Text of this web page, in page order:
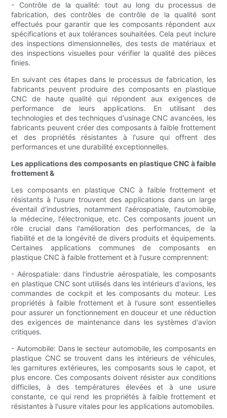
- Contrôle de la qualité: tout au long du processus de
fabrication, des contrôles de contrôle de la qualité sont
effectués pour garantir que les composants répondent aux
spécifications et aux tolérances souhaitées. Cela peut inclure
des inspections dimensionnelles, des tests de matériaux et
des inspections visuelles pour vérifier la qualité des pièces
finies.
En suivant ces étapes dans le processus de fabrication, les
fabricants peuvent produire des composants en plastique
CNC de haute qualité qui répondent aux exigences de
performance de leurs applications. En utilisant des
technologies et des techniques d'usinage CNC avancées, les
fabricants peuvent créer des composants à faible frottement
et des propriétés résistantes à l'usure qui offrent des
performances et une durabilité exceptionnelles.
Les applications des composants en plastique CNC à faible
frottement &
Les composants en plastique CNC à faible frottement et
résistants à l'usure trouvent des applications dans un large
éventail d'industries, notamment l'aérospatiale, l'automobile,
la médecine, l'électronique, etc. Ces composants jouent un
rôle crucial dans l'amélioration des performances, de la
fiabilité et de la longévité de divers produits et équipements.
Certaines applications communes de composants en
plastique CNC à faible frottement et à l'usure comprennent:
- Aérospatiale: dans l'industrie aérospatiale, les composants
en plastique CNC sont utilisés dans les intérieurs d'avions, les
commandes de cockpit et les composants du moteur. Les
propriétés à faible frottement et à l'usure sont essentielles
pour assurer un fonctionnement en douceur et une réduction
des exigences de maintenance dans les systèmes d'avion
critiques.
- Automobile: Dans le secteur automobile, les composants en
plastique CNC se trouvent dans les intérieurs de véhicules,
les garnitures extérieures, les composants sous le capot, et
plus encore. Ces composants doivent résister aux conditions
difficiles, à des températures élevées et à une usure
constante, ce qui rend les propriétés à faible frottement et
résistantes à l'usure vitales pour les applications automobiles.